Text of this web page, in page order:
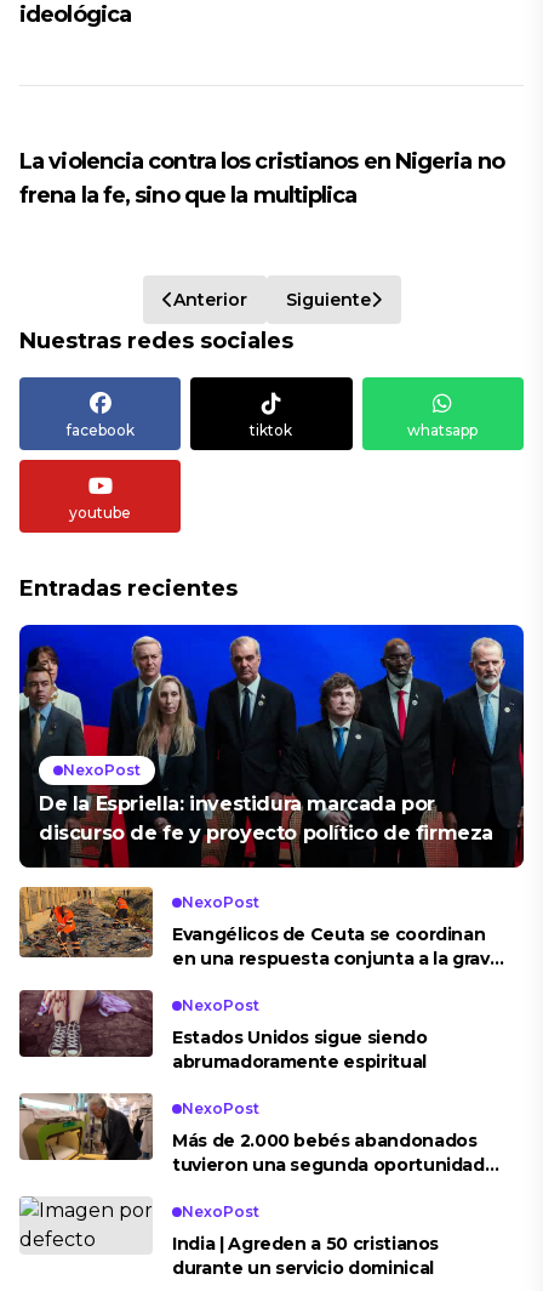
ideológica
La violencia contra los cristianos en Nigeria no
frena la fe, sino que la multiplica
Anterior Siguiente
Nuestras redes sociales
facebook tiktok whatsapp
youtube
Entradas recientes
NexoPost
De la Espriella: investidura marcada por
discurso de fe y proyecto político de firmeza
NexoPost
Evangélicos de Ceuta se coordinan
en una respuesta conjunta a la grave
NexoPost
Estados Unidos sigue siendo
abrumadoramente espiritual
NexoPost
Más de 2.000 bebés abandonados
tuvieron una segunda oportunidad
NexoPost
India | Agreden a 50 cristianos
durante un servicio dominical